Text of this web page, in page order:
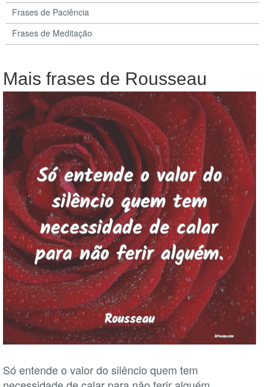
Frases de Paciência
Frases de Meditação
Mais frases de Rousseau
Só entende o valor do silêncio quem tem